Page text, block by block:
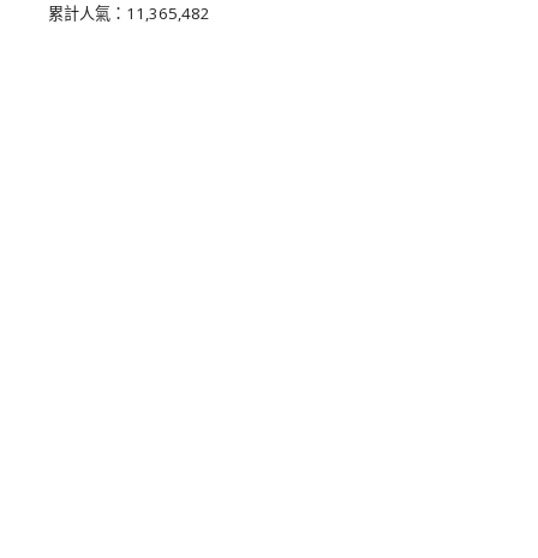
累計人氣： 11,365,482